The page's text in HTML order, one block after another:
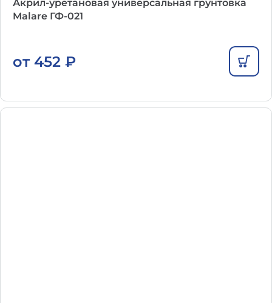
Акрил-уретановая универсальная грунтовка
Malare ГФ-021
от 452 ₽